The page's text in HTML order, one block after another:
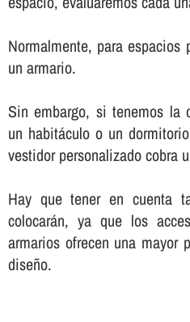
Normalmente, para espacios
un armario.
Sin embargo, si tenemos la
un habitáculo o un
vestidor personalizado cobra
Hay que tener en cuenta
colocarán, ya que los
armarios ofrecen una mayor
diseño.